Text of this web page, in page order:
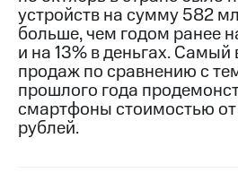
релизы
МТС
о технологиях
Достижения
Интервью
устройств на сумму 582
больше, чем годом ранее
и на 13% в деньгах.
продаж по сравнению с
прошлого года
смартфоны стоимостью
рублей.